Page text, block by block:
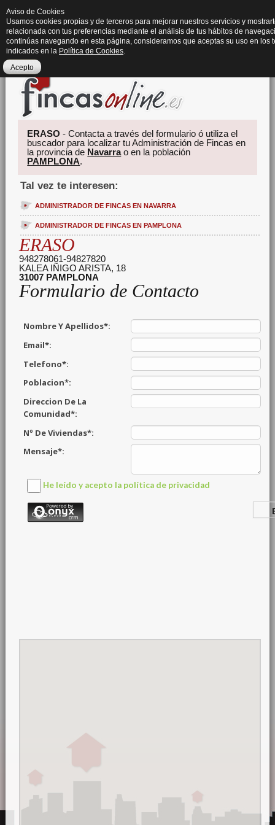
ERASO - Contacta a través del formulario ó utiliza el
buscador para localizar tu Administración de Fincas en
la provincia de Navarrao en la población
PAMPLONA.
Tal vez te interesen:
ADMINISTRADOR DE FINCAS EN NAVARRA
ADMINISTRADOR DE FINCAS EN PAMPLONA
ERASO
948278061-94827820
KALEA IÑIGO ARISTA, 18
31007 PAMPLONA
Formulario de Contacto
Aviso de Cookies
Usamos cookies propias y de terceros para mejorar nuestros servicios y
relacionada con tus preferencias mediante el análisis de tus hábitos de
continúas navegando en esta página, consideramos que aceptas su uso en los
indicados en la Política de Cookies.
Acepto